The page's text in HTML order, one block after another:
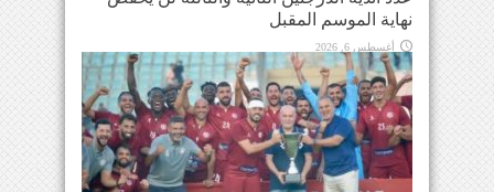
نهاية الموسم المقبل
أغسطس 6, 2026